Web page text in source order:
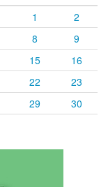
1
2
8
9
15
16
22
23
29
30